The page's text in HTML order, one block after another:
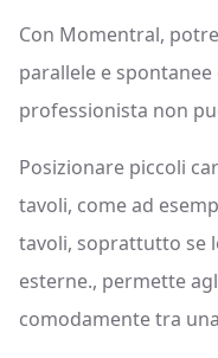
Con Momentral,
parallele e
professionista non
Posizionare piccoli
tavoli, come ad
tavoli, soprattutto se
esterne., permette
comodamente tra